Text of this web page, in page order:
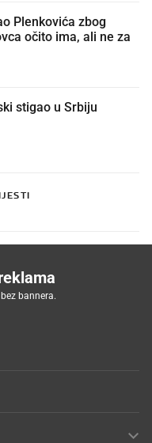
Plenkovića zbog
očito ima, ali ne za
stigao u Srbiju
bannera.